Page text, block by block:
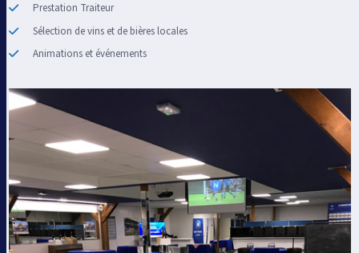
Prestation Traiteur
Sélection de vins et de bières locales
Animations et événements